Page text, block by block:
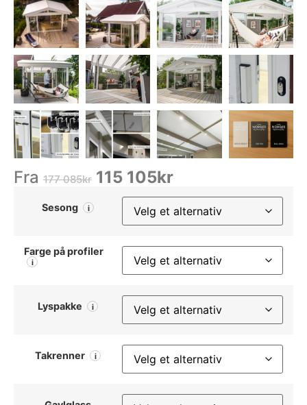
Fra 177 085kr 115 105kr
Sesong i
Farge på profiler
i
Lyspakke i
Takrenner i